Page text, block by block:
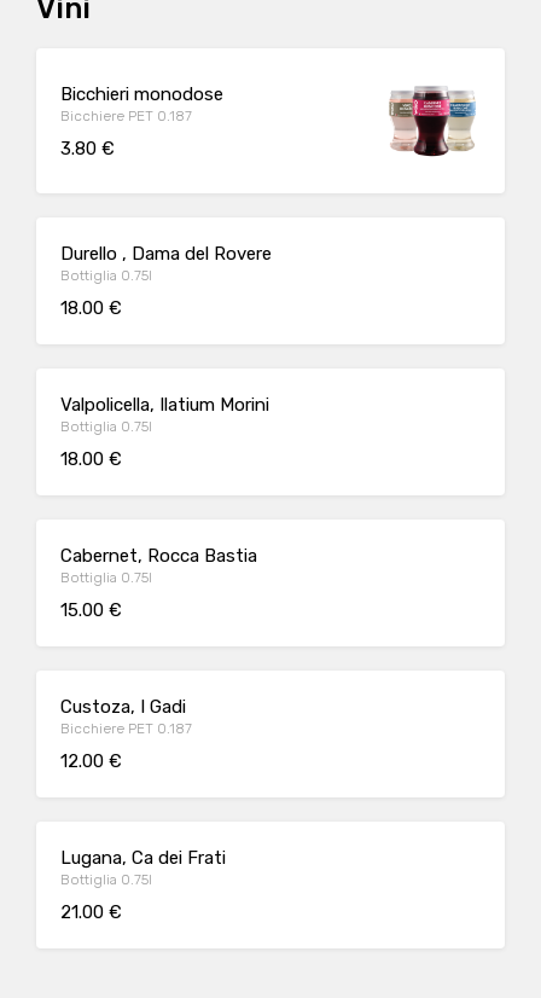
Vini
Bicchieri monodose
Bicchiere PET 0.187
3.80 €
Durello , Dama del Rovere
Bottiglia 0.75l
18.00 €
Valpolicella, Ilatium Morini
Bottiglia 0.75l
18.00 €
Cabernet, Rocca Bastia
Bottiglia 0.75l
15.00 €
Custoza, I Gadi
Bicchiere PET 0.187
12.00 €
Lugana, Ca dei Frati
Bottiglia 0.75l
21.00 €